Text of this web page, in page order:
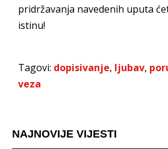
pridržavanja navedenih uputa
istinu!
Tagovi: dopisivanje, ljubav,
veza
NAJNOVIJE VIJESTI